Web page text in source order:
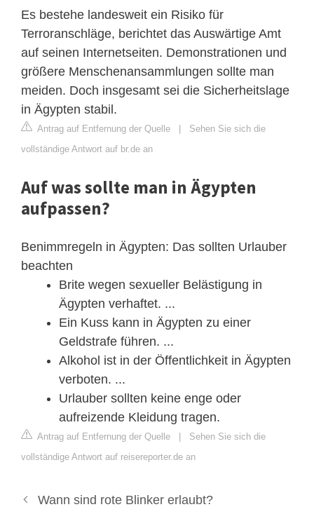
Es bestehe landesweit ein Risiko für
Terroranschläge, berichtet das Auswärtige Amt
auf seinen Internetseiten. Demonstrationen und
größere Menschenansammlungen sollte man
meiden. Doch insgesamt sei die Sicherheitslage
in Ägypten stabil.
Antrag auf Entfernung der Quelle | Sehen Sie sich die
vollständige Antwort auf br.de an
Auf was sollte man in Ägypten
aufpassen?
Benimmregeln in Ägypten: Das sollten Urlauber
beachten
Brite wegen sexueller Belästigung in
Ägypten verhaftet. ...
Ein Kuss kann in Ägypten zu einer
Geldstrafe führen. ...
Alkohol ist in der Öffentlichkeit in Ägypten
verboten. ...
Urlauber sollten keine enge oder
aufreizende Kleidung tragen.
Antrag auf Entfernung der Quelle | Sehen Sie sich die
vollständige Antwort auf reisereporter.de an
Wann sind rote Blinker erlaubt?